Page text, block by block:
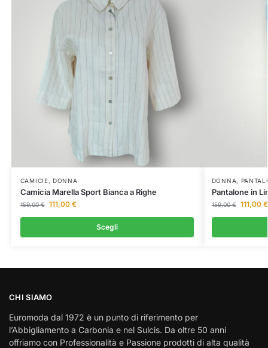
CAMICIE,DONNA
Camicia Marella Sport Bianca a Righe
159,00€ 111,00 €
Scegli
DONNA,
Pantalone in
159,00€ 111,00 €
CHI SIAMO
Euromoda dal 1972 è un punto di riferimento per
l’Abbigliamento a Carbonia e nel Sulcis. Da oltre 50 anni
offriamo con Professionalità e Passione prodotti di alta qualità